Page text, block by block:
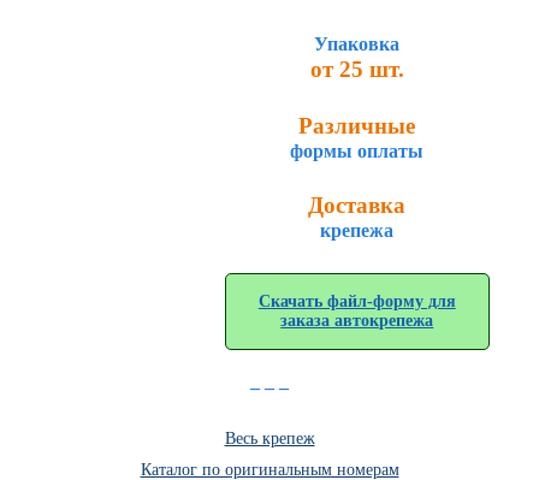
Упаковка
от 25 шт.
Различные
формы оплаты
Доставка
крепежа
Скачать файл-форму для
заказа автокрепежа
Весь крепеж
Каталог по оригинальным номерам